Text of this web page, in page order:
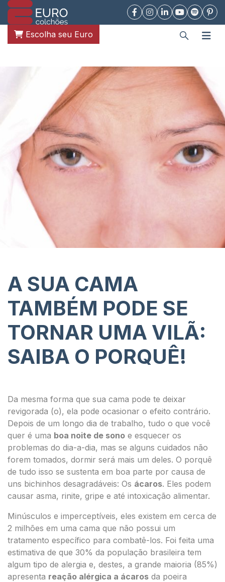
Escolha seu Euro
A SUA CAMA
TAMBÉM PODE SE
TORNAR UMA VILÃ:
SAIBA O PORQUÊ!
Da mesma forma que sua cama pode te deixar
revigorada (o), ela pode ocasionar o efeito contrário.
Depois de um longo dia de trabalho, tudo o que você
quer é uma boa noite de sono e esquecer os
problemas do dia-a-dia, mas se alguns cuidados não
forem tomados, dormir será mais um deles. O porquê
de tudo isso se sustenta em boa parte por causa de
uns bichinhos desagradáveis: Os ácaros. Eles podem
causar asma, rinite, gripe e até intoxicação alimentar.
Minúsculos e imperceptíveis, eles existem em cerca de
2 milhões em uma cama que não possui um
tratamento específico para combatê-los. Foi feita uma
estimativa de que 30% da população brasileira tem
algum tipo de alergia e, destes, a grande maioria (85%)
apresenta reação alérgica a ácaros da poeira